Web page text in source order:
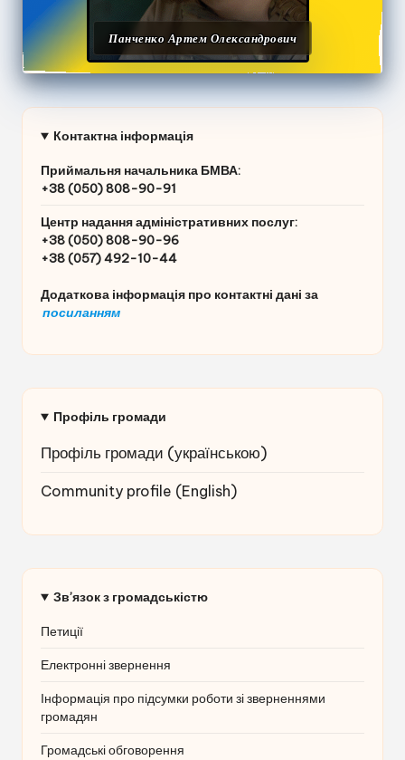
Панченко Артем Олександрович
Контактна інформація
Приймальня начальника БМВА:
+38 (050) 808-90-91
Центр надання адміністративних послуг:
+38 (050) 808-90-96
+38 (057) 492-10-44
Додаткова інформація про контактні дані за
посиланням
Профіль громади
Профіль громади (українською)
Community profile (English)
Зв’язок з громадськістю
Петиції
Електронні звернення
Інформація про підсумки роботи зі зверненнями
громадян
Громадські обговорення